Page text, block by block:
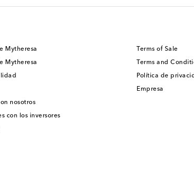
Mytheresa
Mytheresa
nosotros
con los inversores
Terms of Sale
Terms and
Política de
Empresa